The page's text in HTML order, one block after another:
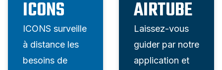
ICONS
ICONS surveille
à distance les
besoins de
AIRTUBE
Laissez-vous
guider par notre
application et